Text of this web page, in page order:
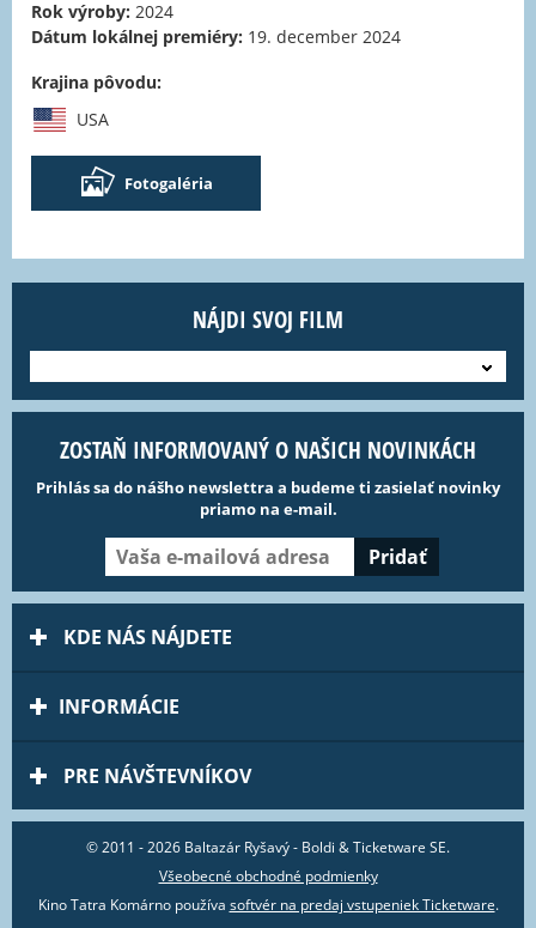
Rok výroby: 2024
Dátum lokálnej premiéry: 19. december 2024
Krajina pôvodu:
USA
Fotogaléria
NÁJDI SVOJ FILM
ZOSTAŇ INFORMOVANÝ O NAŠICH NOVINKÁCH
Prihlás sa do nášho newslettra a budeme ti zasielať novinky
priamo na e-mail.
KDE NÁS NÁJDETE
INFORMÁCIE
PRE NÁVŠTEVNÍKOV
© 2011 - 2026 Baltazár Ryšavý - Boldi & Ticketware SE.
Všeobecné obchodné podmienky
Kino Tatra Komárno používa softvér na predaj vstupeniek Ticketware.